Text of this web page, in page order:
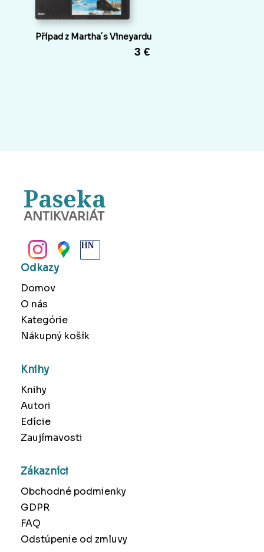
Případ z Martha´s Vineyardu
3 €
Paseka
ANTIKVARIÁT
Odkazy
Domov
O nás
Kategórie
Nákupný košík
Knihy
Knihy
Autori
Edície
Zaujímavosti
Zákazníci
Obchodné podmienky
GDPR
FAQ
Odstúpenie od zmluvy